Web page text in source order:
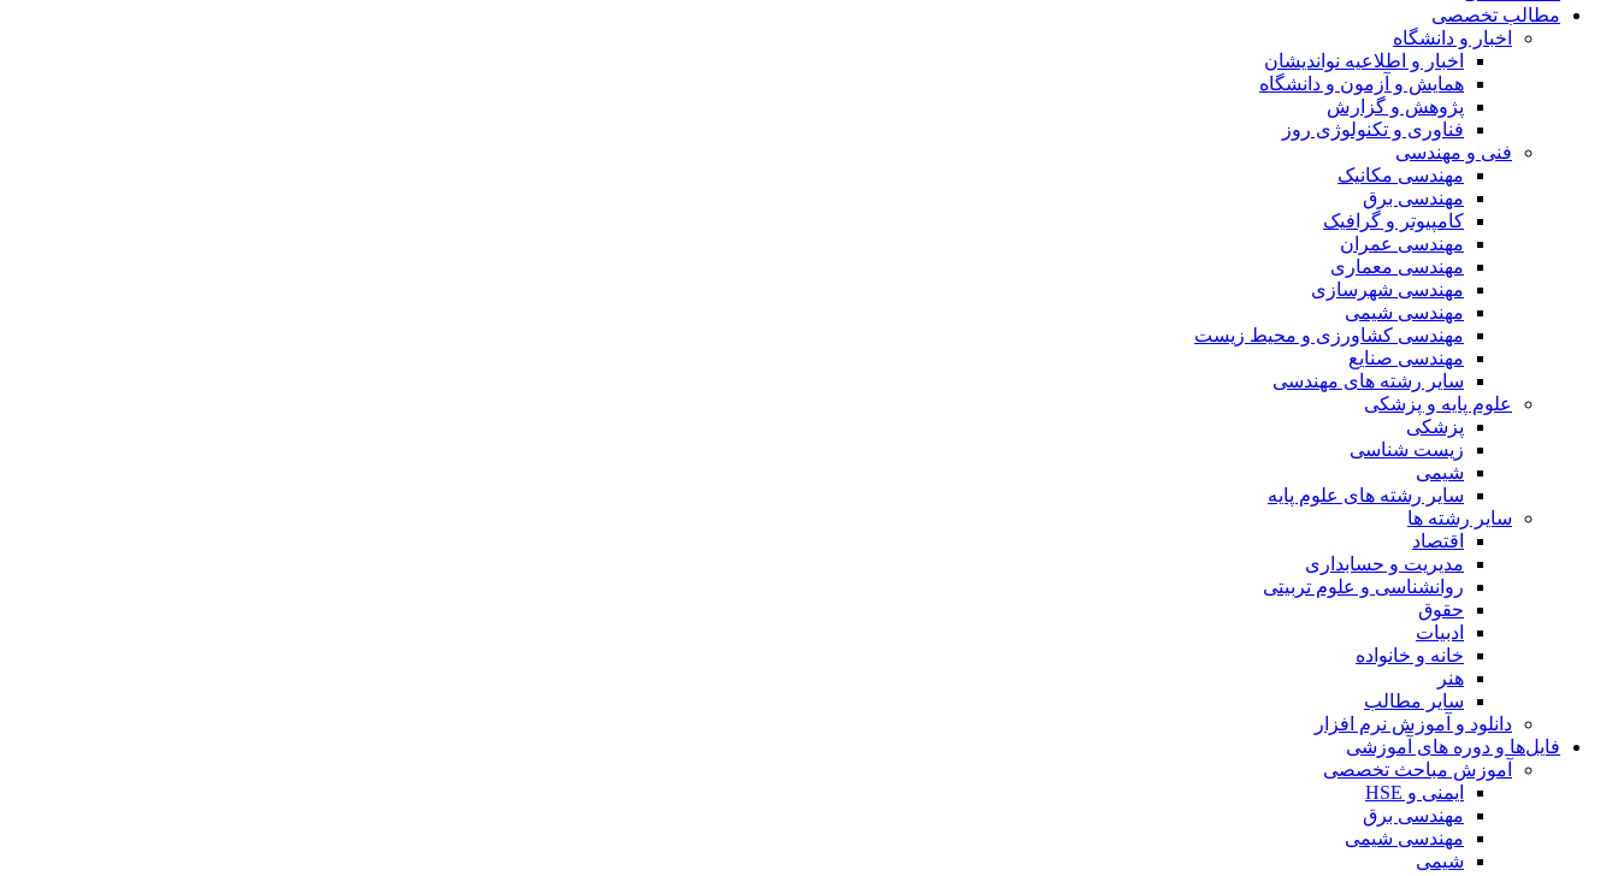
مطالب تخصصی
اخبار و دانشگاه
اخبار و اطلاعیه نواندیشان
همایش و آزمون و دانشگاه
پژوهش و گزارش
فناوری و تکنولوژی روز
فنی و مهندسی
مهندسی مکانیک
مهندسی برق
کامپیوتر و گرافیک
مهندسی عمران
مهندسی معماری
مهندسی شهرسازی
مهندسی شیمی
مهندسی کشاورزی و محیط زیست
مهندسی صنایع
سایر رشته های مهندسی
علوم پایه و پزشکی
پزشکی
زیست شناسی
شیمی
سایر رشته های علوم پایه
سایر رشته ها
اقتصاد
مدیریت و حسابداری
روانشناسی و علوم تربیتی
حقوق
ادبیات
خانه و خانواده
هنر
سایر مطالب
دانلود و آموزش نرم افزار
فایل‌ها و دوره های آموزشی
آموزش مباحث تخصصی
ایمنی و HSE
مهندسی برق
مهندسی شیمی
شیمی